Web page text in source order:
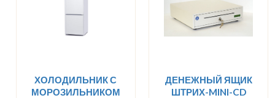
ХОЛОДИЛЬНИК С
МОРОЗИЛЬНИКОМ
ДЕНЕЖНЫЙ ЯЩИК
ШТРИХ-MINI-CD